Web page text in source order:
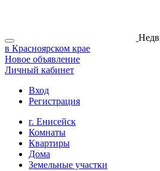
в Красноярском крае
Новое объявление
Личный кабинет
Вход
Регистрация
г. Енисейск
Комнаты
Квартиры
Дома
Земельные участки